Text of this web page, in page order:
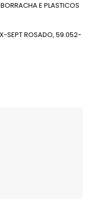
E PLASTICOS
SEPT ROSADO, 59.052-